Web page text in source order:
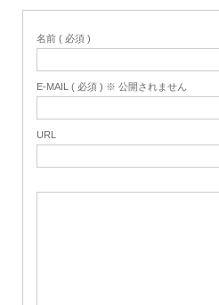
名前 ( 必須 )
E-MAIL ( 必須 ) ※ 公開されません
URL